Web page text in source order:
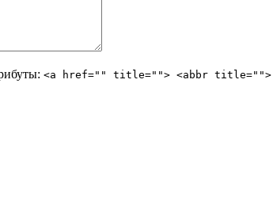
<a href="" title=""> <abbr title="">